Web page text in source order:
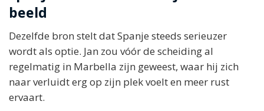
beeld
Dezelfde bron stelt dat Spanje steeds serieuzer
wordt als optie. Jan zou vóór de scheiding al
regelmatig in Marbella zijn geweest, waar hij zich
naar verluidt erg op zijn plek voelt en meer rust
ervaart.